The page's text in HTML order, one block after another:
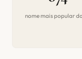
nome mais popular